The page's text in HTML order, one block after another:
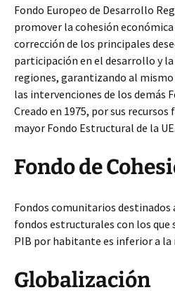
Fondo Europeo de Desarrollo
promover la cohesión
corrección de los principales
participación en el desarrollo y
regiones, garantizando al
las intervenciones de los demás
Creado en 1975, por sus recursos
mayor Fondo Estructural de la UE.
Fondo de
Fondos comunitarios
fondos estructurales con los que
PIB por habitante es inferior a la
Globalización